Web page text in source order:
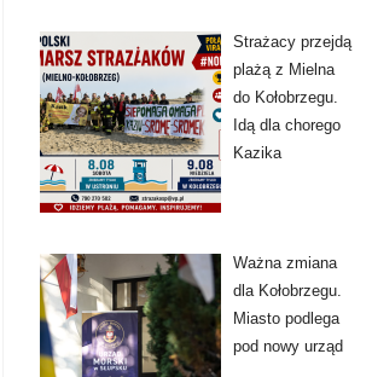
Strażacy przejdą
plażą z Mielna
do Kołobrzegu.
Idą dla chorego
Kazika
Ważna zmiana
dla Kołobrzegu.
Miasto podlega
pod nowy urząd